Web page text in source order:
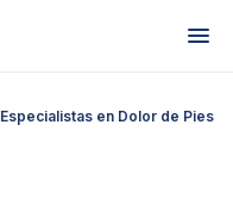
Especialistas en Dolor de Pies